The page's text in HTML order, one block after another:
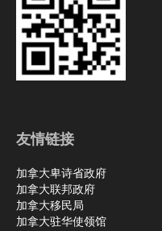
友情链接
加拿大卑诗省政府
加拿大联邦政府
加拿大移民局
加拿大驻华使领馆